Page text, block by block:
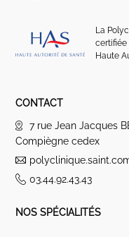
La
certifiée
Haute
CONTACT
7 rue Jean Jacques
Compiègne cedex
03.44.92.43.43
NOS SPÉCIALITÉS